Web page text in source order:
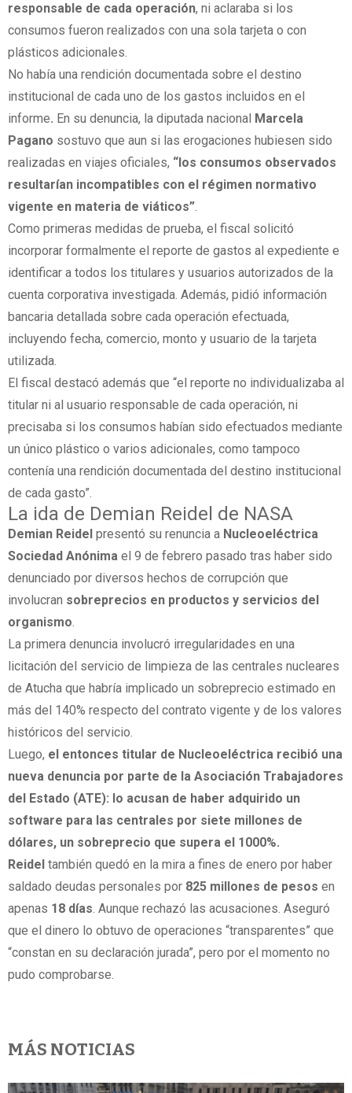
responsable de cada operación, ni aclaraba si los
consumos fueron realizados con una sola tarjeta o con
plásticos adicionales.
No había una rendición documentada sobre el destino
institucional de cada uno de los gastos incluidos en el
informe. En su denuncia, la diputada nacional Marcela
Pagano sostuvo que aun si las erogaciones hubiesen sido
realizadas en viajes oficiales, “los consumos observados
resultarían incompatibles con el régimen normativo
vigente en materia de viáticos”.
Como primeras medidas de prueba, el fiscal solicitó
incorporar formalmente el reporte de gastos al expediente e
identificar a todos los titulares y usuarios autorizados de la
cuenta corporativa investigada. Además, pidió información
bancaria detallada sobre cada operación efectuada,
incluyendo fecha, comercio, monto y usuario de la tarjeta
utilizada.
El fiscal destacó además que “el reporte no individualizaba al
titular ni al usuario responsable de cada operación, ni
precisaba si los consumos habían sido efectuados mediante
un único plástico o varios adicionales, como tampoco
contenía una rendición documentada del destino institucional
de cada gasto”.
La ida de Demian Reidel de NASA
Demian Reidel presentó su renuncia a Nucleoeléctrica
Sociedad Anónima el 9 de febrero pasado tras haber sido
denunciado por diversos hechos de corrupción que
involucran sobreprecios en productos y servicios del
organismo.
La primera denuncia involucró irregularidades en una
licitación del servicio de limpieza de las centrales nucleares
de Atucha que habría implicado un sobreprecio estimado en
más del 140% respecto del contrato vigente y de los valores
históricos del servicio.
Luego, el entonces titular de Nucleoeléctrica recibió una
nueva denuncia por parte de la Asociación Trabajadores
del Estado (ATE): lo acusan de haber adquirido un
software para las centrales por siete millones de
dólares, un sobreprecio que supera el 1000%.
Reidel también quedó en la mira a fines de enero por haber
saldado deudas personales por 825 millones de pesos en
apenas 18 días. Aunque rechazó las acusaciones. Aseguró
que el dinero lo obtuvo de operaciones “transparentes” que
“constan en su declaración jurada”, pero por el momento no
pudo comprobarse.
MÁS NOTICIAS